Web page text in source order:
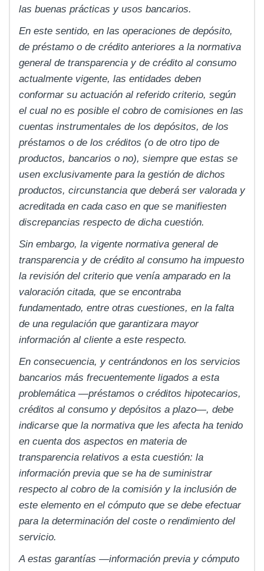
las buenas prácticas y usos bancarios.
En este sentido, en las operaciones de depósito,
de préstamo o de crédito anteriores a la normativa
general de transparencia y de crédito al consumo
actualmente vigente, las entidades deben
conformar su actuación al referido criterio, según
el cual no es posible el cobro de comisiones en las
cuentas instrumentales de los depósitos, de los
préstamos o de los créditos (o de otro tipo de
productos, bancarios o no), siempre que estas se
usen exclusivamente para la gestión de dichos
productos, circunstancia que deberá ser valorada y
acreditada en cada caso en que se manifiesten
discrepancias respecto de dicha cuestión.
Sin embargo, la vigente normativa general de
transparencia y de crédito al consumo ha impuesto
la revisión del criterio que venía amparado en la
valoración citada, que se encontraba
fundamentado, entre otras cuestiones, en la falta
de una regulación que garantizara mayor
información al cliente a este respecto.
En consecuencia, y centrándonos en los servicios
bancarios más frecuentemente ligados a esta
problemática —préstamos o créditos hipotecarios,
créditos al consumo y depósitos a plazo—, debe
indicarse que la normativa que les afecta ha tenido
en cuenta dos aspectos en materia de
transparencia relativos a esta cuestión: la
información previa que se ha de suministrar
respecto al cobro de la comisión y la inclusión de
este elemento en el cómputo que se debe efectuar
para la determinación del coste o rendimiento del
servicio.
A estas garantías —información previa y cómputo